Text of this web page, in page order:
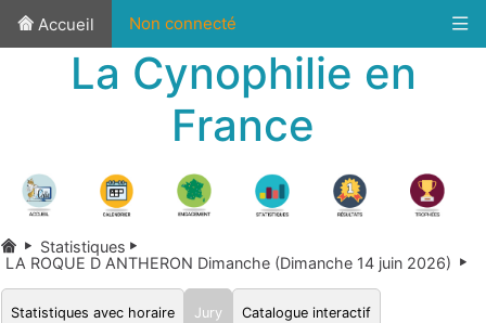
Accueil Non connecté
La Cynophilie en
France
Statistiques
LA ROQUE D ANTHERON Dimanche (Dimanche 14 juin 2026)
Statistiques avec horaire Jury Catalogue interactif